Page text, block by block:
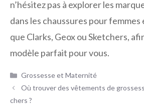
n’hésitez pas à explorer les
dans les chaussures pour
que Clarks, Geox ou Sketchers,
modèle parfait pour vous.
Catégories
Grossesse et Maternité
Où trouver des vêtements de
chers ?